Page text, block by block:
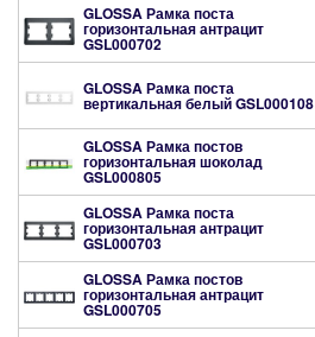
GLOSSA Рамка поста
горизонтальная антрацит
GSL000702
GLOSSA Рамка поста
вертикальная белыйGSL000108
GLOSSA Рамка постов
горизонтальная шоколад
GSL000805
GLOSSA Рамка поста
горизонтальная антрацит
GSL000703
GLOSSA Рамка постов
горизонтальная антрацит
GSL000705